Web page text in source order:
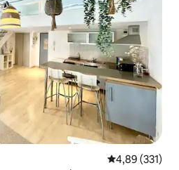
Classificação
4,89 (331)